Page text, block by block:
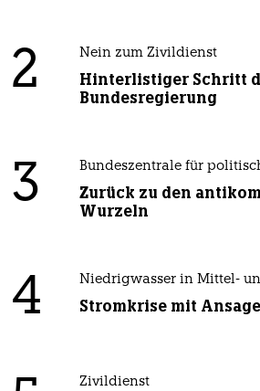
2 Nein zum Zivildienst
Hinterlistiger Schritt
Bundesregierung
3 Bundeszentrale für
Zurück zu den
Wurzeln
4 Niedrigwasser in Mittel-
Stromkrise mit Ansage
Zivildienst